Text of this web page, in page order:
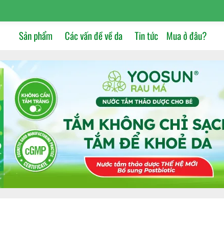
Sản phẩm Các vấn đề về da Tin tức Mua ở đâu?